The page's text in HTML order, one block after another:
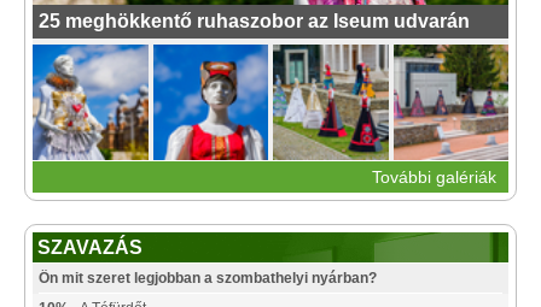
25 meghökkentő ruhaszobor az Iseum udvarán
További galériák
SZAVAZÁS
Ön mit szeret legjobban a szombathelyi nyárban?